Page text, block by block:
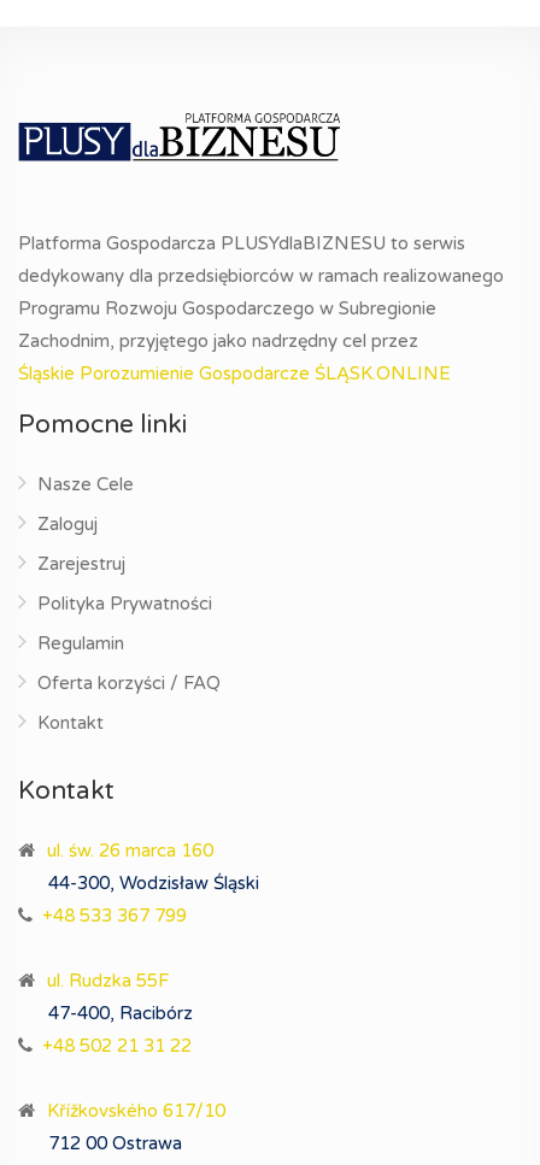
Platforma Gospodarcza PLUSYdlaBIZNESU to serwis
dedykowany dla przedsiębiorców w ramach realizowanego
Programu Rozwoju Gospodarczego w Subregionie
Zachodnim, przyjętego jako nadrzędny cel przez
Śląskie Porozumienie Gospodarcze ŚLĄSK.ONLINE
Pomocne linki
Nasze Cele
Zaloguj
Zarejestruj
Polityka Prywatności
Regulamin
Oferta korzyści / FAQ
Kontakt
Kontakt
ul. św. 26 marca 160
44-300, Wodzisław Śląski
+48 533 367 799
ul. Rudzka 55F
47-400, Racibórz
+48 502 21 31 22
Křížkovského 617/10
712 00 Ostrawa